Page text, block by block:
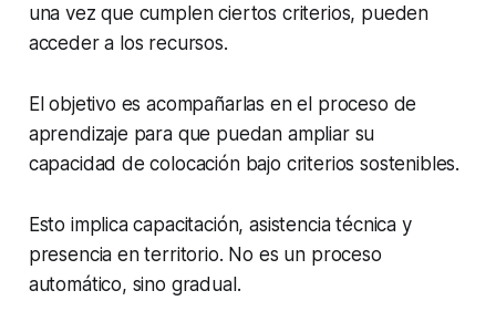
una vez que cumplen ciertos criterios, pueden
acceder a los recursos.
El objetivo es acompañarlas en el proceso de
aprendizaje para que puedan ampliar su
capacidad de colocación bajo criterios sostenibles.
Esto implica capacitación, asistencia técnica y
presencia en territorio. No es un proceso
automático, sino gradual.